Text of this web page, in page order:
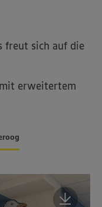
freut sich auf die
erweitertem